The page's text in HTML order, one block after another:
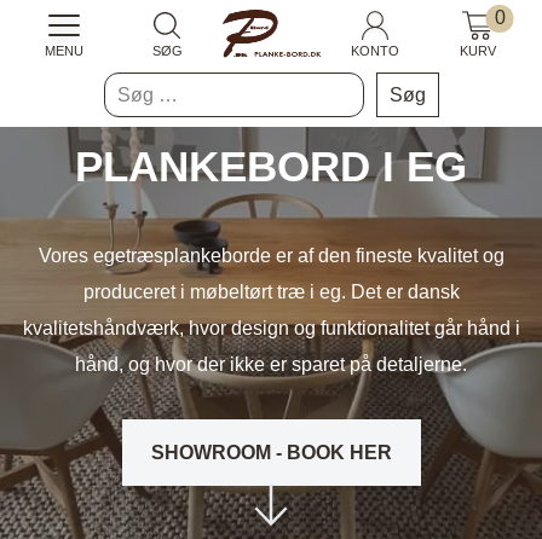
Søg
efter:
MENU SØG KONTO
0
KURV
PLANKEBORD I EG
Vores egetræsplankeborde er af den fineste kvalitet og
produceret i møbeltørt træ i eg. Det er dansk
kvalitetshåndværk, hvor design og funktionalitet går hånd i
hånd, og hvor der ikke er sparet på detaljerne.
SHOWROOM - BOOK HER